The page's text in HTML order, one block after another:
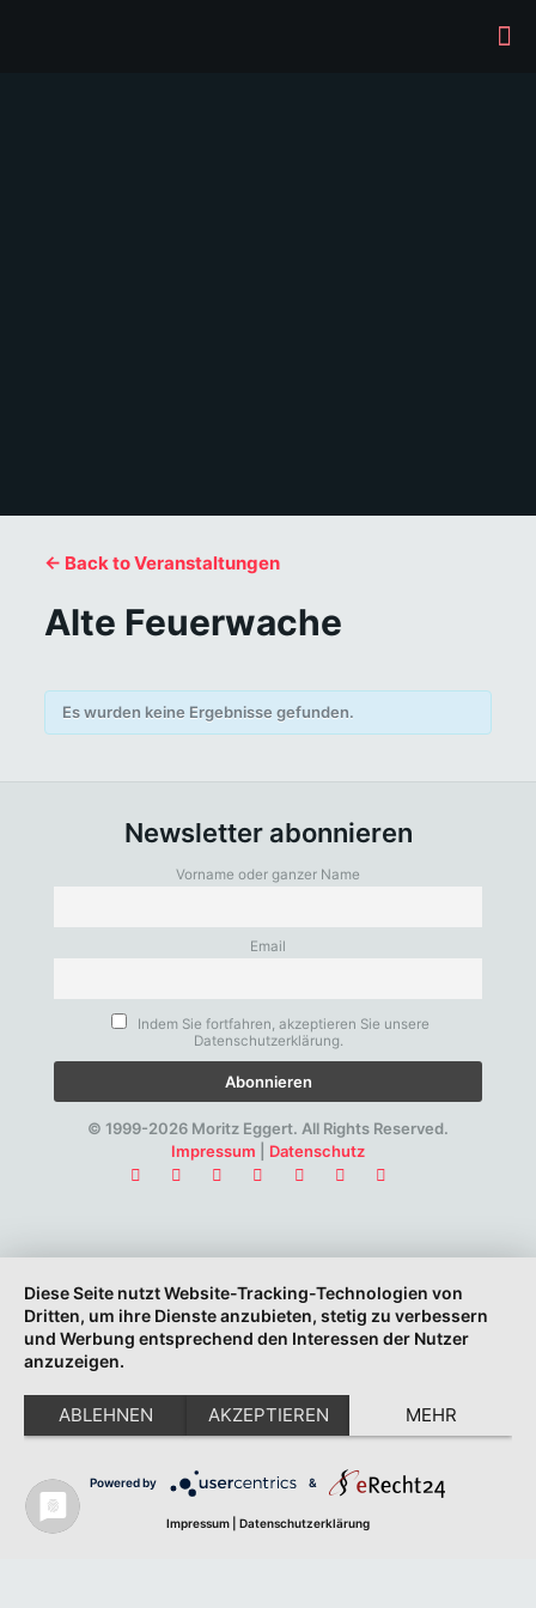
← Back to Veranstaltungen
Alte Feuerwache
Es wurden keine Ergebnisse gefunden.
Newsletter abonnieren
Vorname oder ganzer Name
Email
Indem Sie fortfahren, akzeptieren Sie unsere
Datenschutzerklärung.
© 1999-2026 Moritz Eggert. All Rights Reserved.
Impressum
Datenschutz
Diese Seite nutzt Website-Tracking-Technologien von
Dritten, um ihre Dienste anzubieten, stetig zu verbessern
und Werbung entsprechend den Interessen der Nutzer
anzuzeigen.
ABLEHNEN AKZEPTIEREN MEHR
Powered by &
Impressum Datenschutzerklärung